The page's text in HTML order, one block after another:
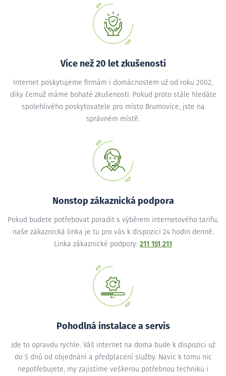
Více než 20 let zkušeností
Internet poskytujeme firmám i domácnostem už od roku 2002,
díky čemuž máme bohaté zkušenosti. Pokud proto stále hledáte
spolehlivého poskytovatele pro místo Brumovice, jste na
správném místě.
Nonstop zákaznická podpora
Pokud budete potřebovat poradit s výběrem internetového tarifu,
naše zákaznická linka je tu pro vás k dispozici 24 hodin denně.
Linka zákaznické podpory: 211 151 211
Pohodlná instalace a servis
Jde to opravdu rychle. Váš internet na doma bude k dispozici už
do 5 dnů od objednání a předplacení služby. Navíc k tomu nic
nepotřebujete, my zajistíme veškerou potřebnou techniku i